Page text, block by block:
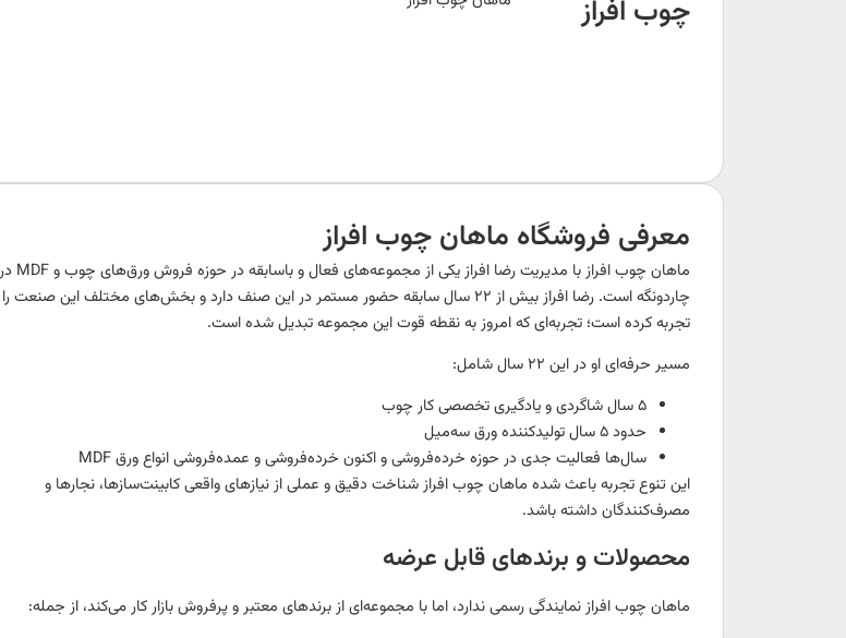
چوب افراز
معرفی فروشگاه ماهان چوب افراز
ماهان چوب افراز با مدیریت رضا افراز یکی از مجموعه‌های فعال و باسابقه در حوزه فروش ورق‌های چوب و MDF در
چاردونگه است. رضا افراز بیش از ۲۲ سال سابقه حضور مستمر در این صنف دارد و بخش‌های مختلف این صنعت را
تجربه کرده است؛ تجربه‌ای که امروز به نقطه قوت این مجموعه تبدیل شده است.
مسیر حرفه‌ای او در این ۲۲ سال شامل:
۵ سال شاگردی و یادگیری تخصصی کار چوب
حدود ۵ سال تولیدکننده ورق سه‌میل
سال‌ها فعالیت جدی در حوزه خرده‌فروشی و اکنون خرده‌فروشی و عمده‌فروشی انواع ورق MDF
این تنوع تجربه باعث شده ماهان چوب افراز شناخت دقیق و عملی از نیازهای واقعی کابینت‌سازها، نجارها و
مصرف‌کنندگان داشته باشد.
محصولات و برندهای قابل عرضه
ماهان چوب افراز نمایندگی رسمی ندارد، اما با مجموعه‌ای از برندهای معتبر و پرفروش بازار کار می‌کند، از جمله: